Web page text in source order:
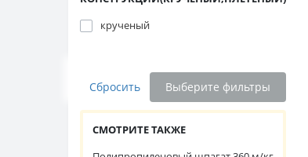
крученый
Сбросить Выберите фильтры
СМОТРИТЕ ТАКЖЕ